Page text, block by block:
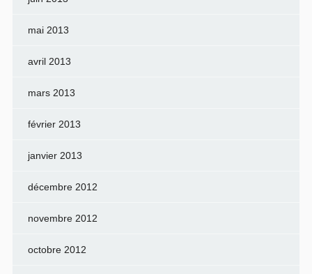
mai 2013
avril 2013
mars 2013
février 2013
janvier 2013
décembre 2012
novembre 2012
octobre 2012